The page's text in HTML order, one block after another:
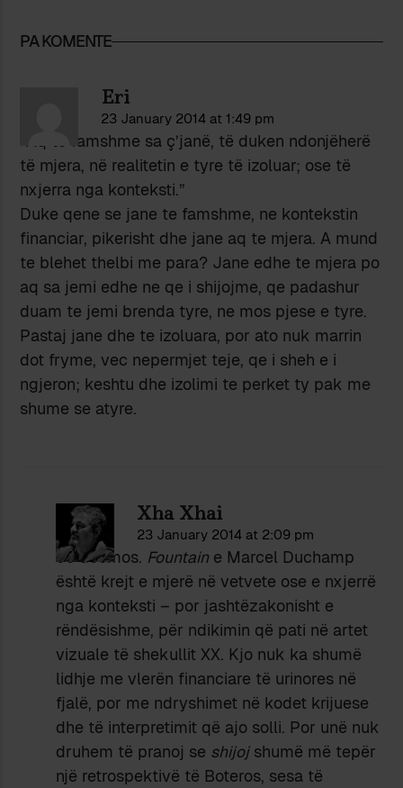
PA KOMENTE
Eri
23 January 2014 at 1:49 pm
“Aq të famshme sa ç’janë, të duken ndonjëherë
të mjera, në realitetin e tyre të izoluar; ose të
nxjerra nga konteksti.”
Duke qene se jane te famshme, ne kontekstin
financiar, pikerisht dhe jane aq te mjera. A mund
te blehet thelbi me para? Jane edhe te mjera po
aq sa jemi edhe ne qe i shijojme, qe padashur
duam te jemi brenda tyre, ne mos pjese e tyre.
Pastaj jane dhe te izoluara, por ato nuk marrin
dot fryme, vec nepermjet teje, qe i sheh e i
ngjeron; keshtu dhe izolimi te perket ty pak me
shume se atyre.
Xha Xhai
23 January 2014 at 2:09 pm
Jo doemos. Fountain e Marcel Duchamp
është krejt e mjerë në vetvete ose e nxjerrë
nga konteksti – por jashtëzakonisht e
rëndësishme, për ndikimin që pati në artet
vizuale të shekullit XX. Kjo nuk ka shumë
lidhje me vlerën financiare të urinores në
fjalë, por me ndryshimet në kodet krijuese
dhe të interpretimit që ajo solli. Por unë nuk
druhem të pranoj se shijojshumë më tepër
një retrospektivë të Boteros, sesa të